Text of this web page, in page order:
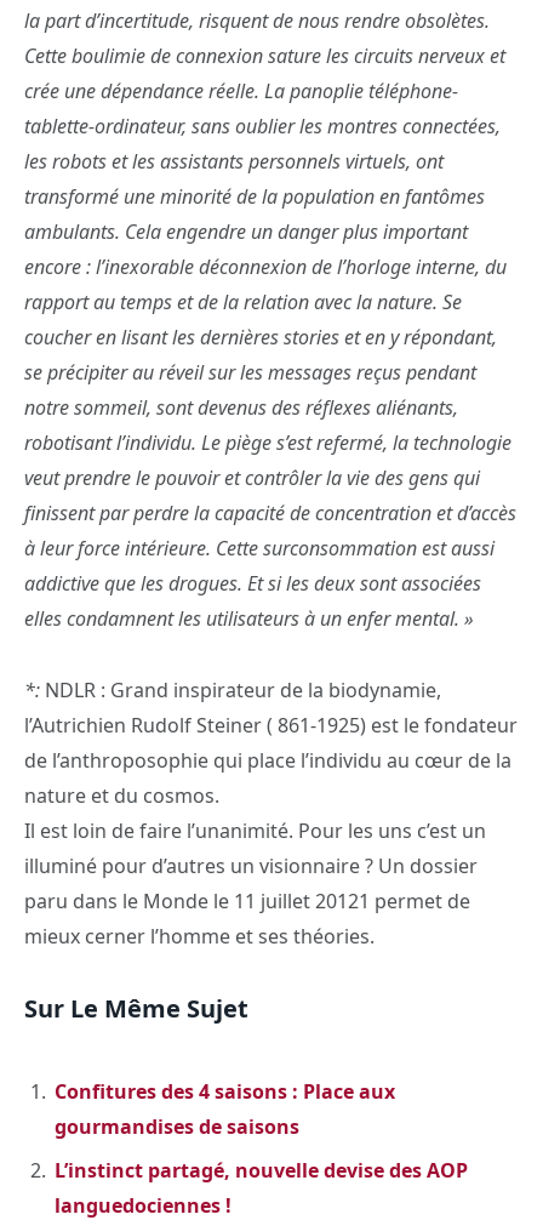
la part d’incertitude, risquent de nous rendre obsolètes.
Cette boulimie de connexion sature les circuits nerveux et
crée une dépendance réelle. La panoplie téléphone-
tablette-ordinateur, sans oublier les montres connectées,
les robots et les assistants personnels virtuels, ont
transformé une minorité de la population en fantômes
ambulants. Cela engendre un danger plus important
encore : l’inexorable déconnexion de l’horloge interne, du
rapport au temps et de la relation avec la nature. Se
coucher en lisant les dernières stories et en y répondant,
se précipiter au réveil sur les messages reçus pendant
notre sommeil, sont devenus des réflexes aliénants,
robotisant l’individu. Le piège s’est refermé, la technologie
veut prendre le pouvoir et contrôler la vie des gens qui
finissent par perdre la capacité de concentration et d’accès
à leur force intérieure. Cette surconsommation est aussi
addictive que les drogues. Et si les deux sont associées
elles condamnent les utilisateurs à un enfer mental. »
*: NDLR : Grand inspirateur de la biodynamie,
l’Autrichien Rudolf Steiner ( 861-1925) est le fondateur
de l’anthroposophie qui place l’individu au cœur de la
nature et du cosmos.
Il est loin de faire l’unanimité. Pour les uns c’est un
illuminé pour d’autres un visionnaire ? Un dossier
paru dans le Monde le 11 juillet 20121 permet de
mieux cerner l’homme et ses théories.
Sur Le Même Sujet
Confitures des 4 saisons : Place aux
gourmandises de saisons
L’instinct partagé, nouvelle devise des AOP
languedociennes !